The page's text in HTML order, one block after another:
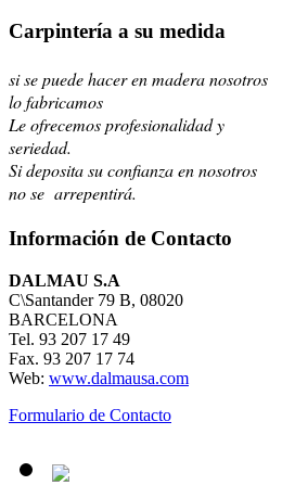
Carpintería a su medida
si se puede hacer en madera nosotros
lo fabricamos
Le ofrecemos profesionalidad y
seriedad.
Si deposita su confianza en nosotros
no se arrepentirá.
Información de Contacto
DALMAU S.A
C\Santander 79 B, 08020
BARCELONA
Tel. 93 207 17 49
Fax. 93 207 17 74
Web: www.dalmausa.com
Formulario de Contacto